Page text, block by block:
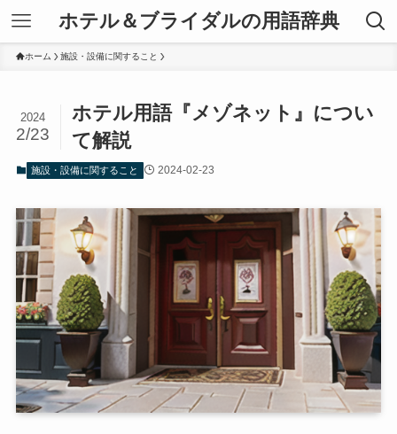
ホテル＆ブライダルの用語辞典
ホーム 施設・設備に関すること
ホテル用語『メゾネット』につい
て解説
2024
2/23
施設・設備に関すること 2024-02-23